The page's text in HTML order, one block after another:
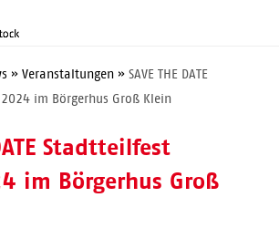
»Veranstaltungen »SAVE THE DATE
im Börgerhus Groß Klein
Stadtteilfest
im Börgerhus Groß